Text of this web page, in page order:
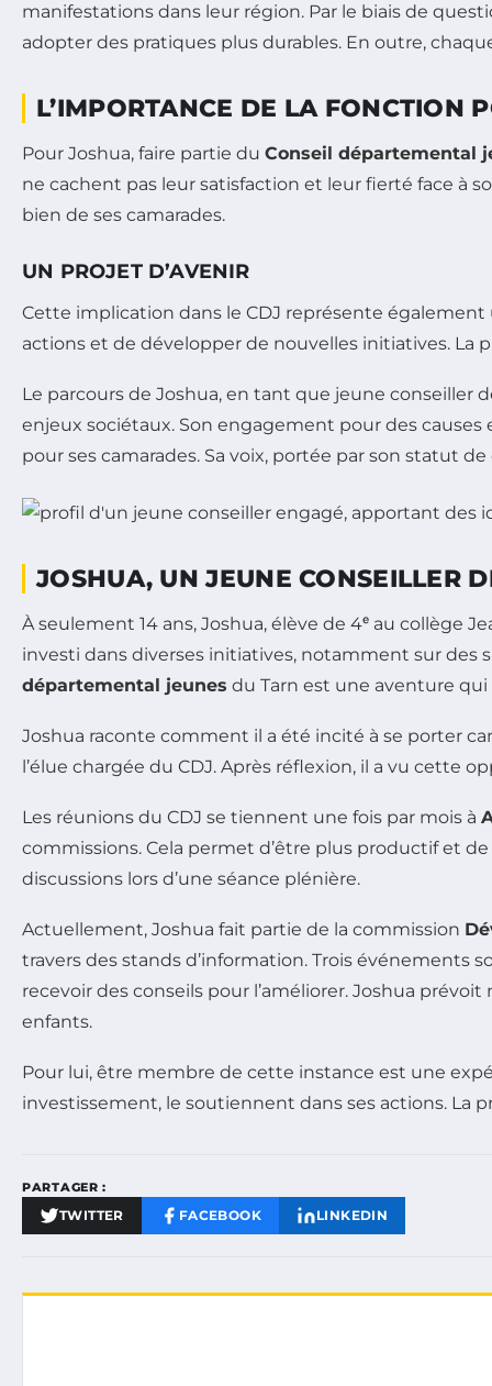
manifestations dans leur région. Par le biais de
adopter des pratiques plus durables. En outre,
L’IMPORTANCE DE LA FONCTION
Pour Joshua, faire partie du Conseil départemental
ne cachent pas leur satisfaction et leur fierté face à
bien de ses camarades.
UN PROJET D’AVENIR
Cette implication dans le CDJ représente
actions et de développer de nouvelles initiatives. La
Le parcours de Joshua, en tant que jeune conseiller
enjeux sociétaux. Son engagement pour des
pour ses camarades. Sa voix, portée par son statut
JOSHUA, UN JEUNE CONSEILLER
À seulement 14 ans, Joshua, élève de 4ᵉ au collège
investi dans diverses initiatives, notamment sur des
départemental jeunes du Tarn est une aventure
Joshua raconte comment il a été incité à se porter
l’élue chargée du CDJ. Après réflexion, il a vu cette
Les réunions du CDJ se tiennent une fois par mois à
commissions. Cela permet d’être plus productif et
discussions lors d’une séance plénière.
Actuellement, Joshua fait partie de la commission
travers des stands d’information. Trois
recevoir des conseils pour l’améliorer. Joshua
enfants.
Pour lui, être membre de cette instance est une
investissement, le soutiennent dans ses actions. La
PARTAGER :
TWITTER FACEBOOK LINKEDIN